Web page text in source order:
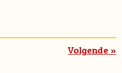
Volgende »